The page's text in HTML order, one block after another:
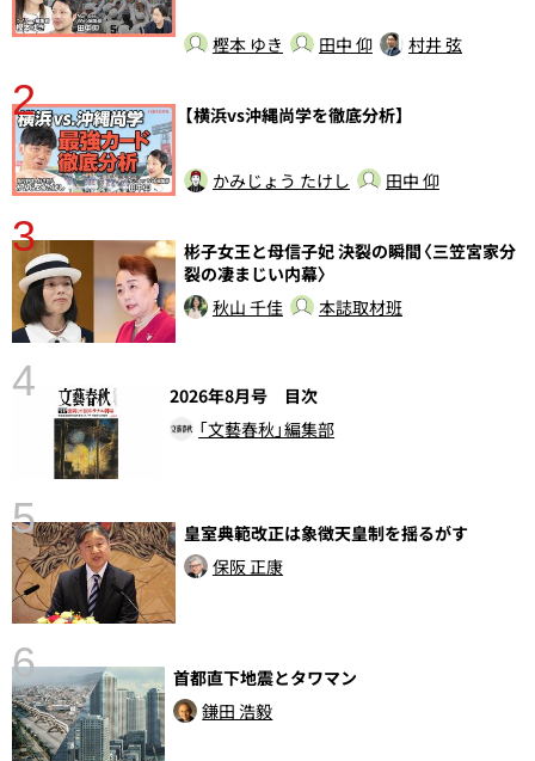
樫本 ゆき 田中 仰 村井 弦
2 【横浜vs沖縄尚学を徹底分析】
かみじょう たけし 田中 仰
3
彬子女王と母信子妃 決裂の瞬間〈三笠宮家分
裂の凄まじい内幕〉
秋山 千佳
本誌取材班
4
2026年8月号 目次
「文藝春秋」編集部
5
皇室典範改正は象徴天皇制を揺るがす
保阪 正康
6
首都直下地震とタワマン
鎌田 浩毅